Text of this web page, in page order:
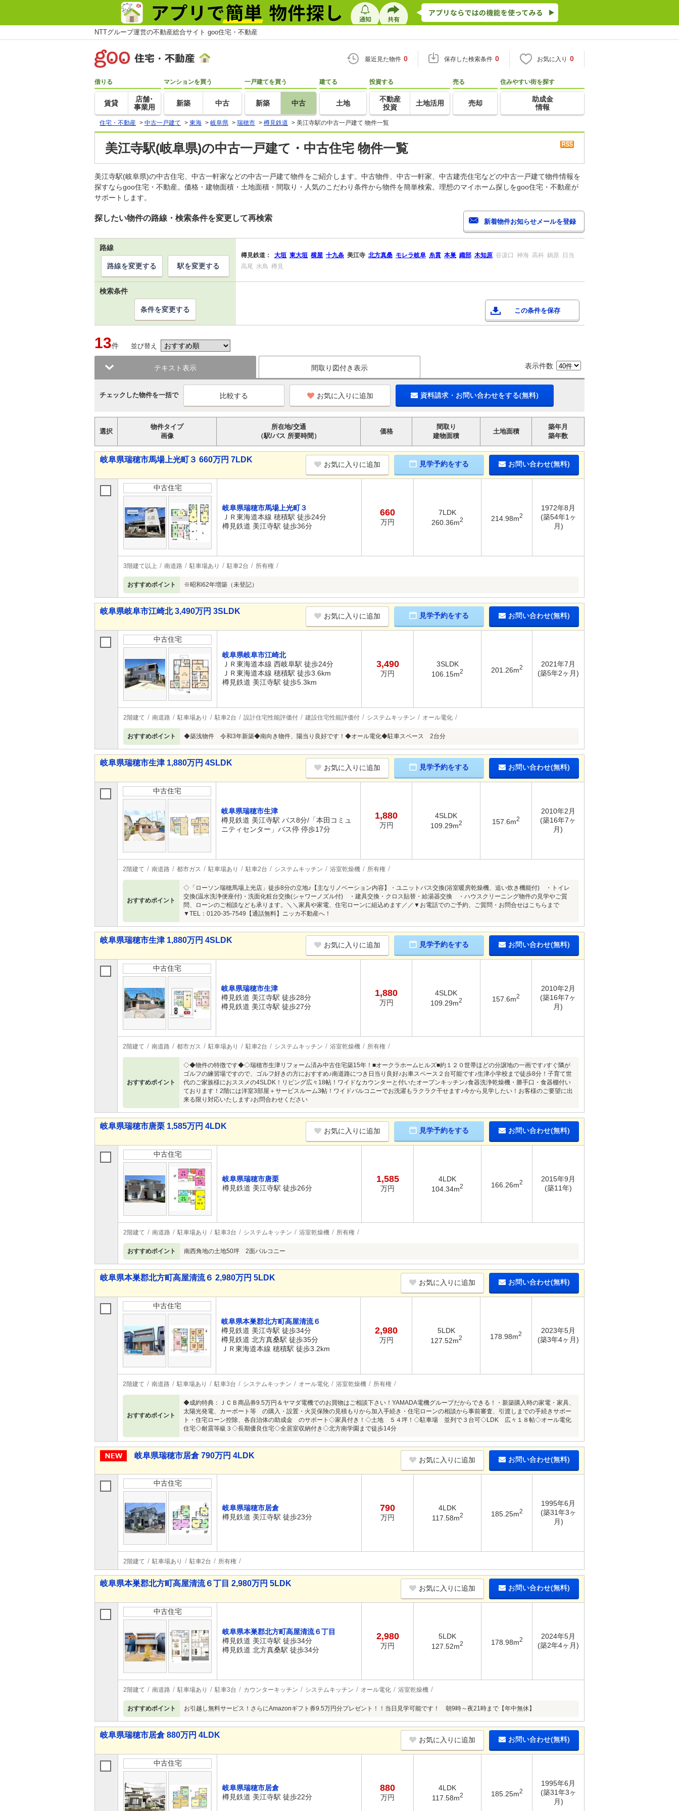
NTTグループ運営の不動産総合サイト goo住宅・不動産
最近見た物件 0 保存した検索条件 0 お気に入り 0
借りる
賃貸
店舗･
事業用
マンションを買う
新築 中古
一戸建てを買う
新築 中古
建てる
土地
投資する
不動産
投資
土地活用
売る
売却
住みやすい街を探す
助成金
情報
住宅・不動産 > 中古一戸建て > 東海 > 岐阜県 > 瑞穂市 > 樽見鉄道 > 美江寺駅の中古一戸建て 物件一覧
美江寺駅(岐阜県)の中古一戸建て・中古住宅 物件一覧
美江寺駅(岐阜県)の中古住宅、中古一軒家などの中古一戸建て物件をご紹介します。中古物件、中古一軒家、中古建売住宅などの中古一戸建て物件情報を
探すならgoo住宅・不動産。価格・建物面積・土地面積・間取り・人気のこだわり条件から物件を簡単検索。理想のマイホーム探しをgoo住宅・不動産が
サポートします。
探したい物件の路線・検索条件を変更して再検索
路線
樽見鉄道： 大垣 東大垣 横屋 十九条 美江寺 北方真桑 モレラ岐阜 糸貫 本巣 織部 木知原 谷汲口 神海 高科 鍋原
日当
高尾 水鳥 樽見
路線を変更する 駅を変更する
検索条件
この条件を保存
条件を変更する
13件 並び替え
テキスト表示 間取り図付き表示 表示件数
チェックした物件を一括で お気に入りに追加 資料請求・お問い合わせをする(無料)
選択
物件タイプ
画像
所在地/交通
（駅/バス 所要時間）
価格
間取り
建物面積
土地面積
築年月
築年数
岐阜県瑞穂市馬場上光町３ 660万円 7LDK
お気に入りに追加 見学予約をする お問い合わせ(無料)
中古住宅
岐阜県瑞穂市馬場上光町３
ＪＲ東海道本線 穂積駅 徒歩24分
樽見鉄道 美江寺駅 徒歩36分
660
万円
7LDK
260.36m2 214.98m2
1972年8月
(築54年1ヶ
月)
3階建て以上 南道路 駐車場あり 駐車2台 所有権
おすすめポイント ※昭和62年増築（未登記）
岐阜県岐阜市江崎北 3,490万円 3SLDK
お気に入りに追加 見学予約をする お問い合わせ(無料)
中古住宅
岐阜県岐阜市江崎北
ＪＲ東海道本線 西岐阜駅 徒歩24分
ＪＲ東海道本線 穂積駅 徒歩3.6km
樽見鉄道 美江寺駅 徒歩5.3km
3,490
万円
3SLDK
106.15m2 201.26m2
2021年7月
(築5年2ヶ月)
2階建て 南道路 駐車場あり 駐車2台 設計住宅性能評価付 建設住宅性能評価付 システムキッチン オール電化
おすすめポイント ◆築浅物件 令和3年新築◆南向き物件、陽当り良好です！◆オール電化◆駐車スペース 2台分
岐阜県瑞穂市生津 1,880万円 4SLDK
お気に入りに追加 見学予約をする お問い合わせ(無料)
中古住宅
岐阜県瑞穂市生津
樽見鉄道 美江寺駅 バス8分/「本田コミュ
ニティセンター」バス停 停歩17分
1,880
万円
4SLDK
109.29m2 157.6m2
2010年2月
(築16年7ヶ
月)
2階建て 南道路 都市ガス 駐車場あり 駐車2台 システムキッチン 浴室乾燥機 所有権
おすすめポイント
◇「ローソン瑞穂馬場上光店」徒歩8分の立地♪【主なリノベーション内容】・ユニットバス交換(浴室暖房乾燥機、追い炊き機能付) ・トイレ
交換(温水洗浄便座付)・洗面化粧台交換(シャワーノズル付) ・建具交換・クロス貼替・給湯器交換 ・ハウスクリーニング物件の見学やご質
問、ローンのご相談なども承ります。＼＼家具や家電、住宅ローンに組込めます／／▼お電話でのご予約、ご質問・お問合せはこちらまで
▼TEL：0120-35-7549【通話無料】ニッカ不動産へ！
岐阜県瑞穂市生津 1,880万円 4SLDK
お気に入りに追加 見学予約をする お問い合わせ(無料)
中古住宅
岐阜県瑞穂市生津
樽見鉄道 美江寺駅 徒歩28分
樽見鉄道 美江寺駅 徒歩27分
1,880
万円
4SLDK
109.29m2 157.6m2
2010年2月
(築16年7ヶ
月)
2階建て 南道路 都市ガス 駐車場あり 駐車2台 システムキッチン 浴室乾燥機 所有権
おすすめポイント
◇◆物件の特徴です◆◇瑞穂市生津リフォーム済み中古住宅築15年！■オークラホームヒルズ■約１２０世帯ほどの分譲地の一画です♪すぐ隣が
ゴルフの練習場ですので、ゴルフ好きの方におすすめ♪南道路につき日当り良好♪お車スペース２台可能です♪生津小学校まで徒歩8分！子育て世
代のご家族様におススメの4SLDK！リビング広々18帖！ワイドなカウンターと付いたオープンキッチン♪食器洗浄乾燥機・勝手口・食器棚付い
ております！2階には洋室3部屋＋サービスルーム3帖！ワイドバルコニーでお洗濯もラクラク干せます♪今から見学したい！お客様のご要望に出
来る限り対応いたします♪お問合わせください
岐阜県瑞穂市唐栗 1,585万円 4LDK
お気に入りに追加 見学予約をする お問い合わせ(無料)
中古住宅
岐阜県瑞穂市唐栗
樽見鉄道 美江寺駅 徒歩26分
1,585
万円
4LDK
104.34m2 166.26m2
2015年9月
(築11年)
2階建て 南道路 駐車場あり 駐車3台 システムキッチン 浴室乾燥機 所有権
おすすめポイント 南西角地の土地50坪 2面バルコニー
岐阜県本巣郡北方町高屋清流６ 2,980万円 5LDK
お気に入りに追加 お問い合わせ(無料)
中古住宅
岐阜県本巣郡北方町高屋清流６
樽見鉄道 美江寺駅 徒歩34分
樽見鉄道 北方真桑駅 徒歩35分
ＪＲ東海道本線 穂積駅 徒歩3.2km
2,980
万円
5LDK
127.52m2 178.98m2
2023年5月
(築3年4ヶ月)
2階建て 南道路 駐車場あり 駐車3台 システムキッチン オール電化 浴室乾燥機 所有権
おすすめポイント
◆成約特典：ＪＣＢ商品券9.5万円＆ヤマダ電機でのお買物はご相談下さい！YAMADA電機グループだからできる！・新築購入時の家電・家具、
太陽光発電、カーポート等 の購入・設置・火災保険の見積もりから加入手続き・住宅ローンの相談から事前審査、引渡しまでの手続きサポー
ト・住宅ローン控除、各自治体の助成金 のサポート◇家具付き！◇土地 ５４坪！◇駐車場 並列で３台可◇LDK 広々１８帖◇オール電化
住宅◇耐震等級３◇長期優良住宅◇全居室収納付き◇北方南学園まで徒歩14分
岐阜県瑞穂市居倉 790万円 4LDK お気に入りに追加 お問い合わせ(無料)
中古住宅
岐阜県瑞穂市居倉
樽見鉄道 美江寺駅 徒歩23分
790
万円
4LDK
117.58m2 185.25m2
1995年6月
(築31年3ヶ
月)
2階建て 駐車場あり 駐車2台 所有権
岐阜県本巣郡北方町高屋清流６丁目 2,980万円 5LDK
お気に入りに追加 お問い合わせ(無料)
中古住宅
岐阜県本巣郡北方町高屋清流６丁目
樽見鉄道 美江寺駅 徒歩34分
樽見鉄道 北方真桑駅 徒歩34分
2,980
万円
5LDK
127.52m2 178.98m2
2024年5月
(築2年4ヶ月)
2階建て 南道路 駐車場あり 駐車3台 カウンターキッチン システムキッチン オール電化 浴室乾燥機
おすすめポイント お引越し無料サービス！さらにAmazonギフト券9.5万円分プレゼント！！当日見学可能です！ 朝9時～夜21時まで【年中無休】
岐阜県瑞穂市居倉 880万円 4LDK
お気に入りに追加 お問い合わせ(無料)
中古住宅
岐阜県瑞穂市居倉
樽見鉄道 美江寺駅 徒歩22分
880
万円
4LDK
117.58m2 185.25m2
1995年6月
(築31年3ヶ
月)